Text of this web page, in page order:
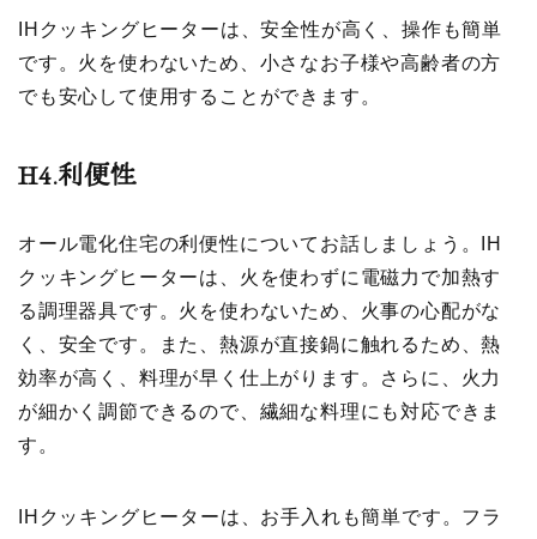
IHクッキングヒーターは、安全性が高く、操作も簡単
です。火を使わないため、小さなお子様や高齢者の方
でも安心して使用することができます。
H4.利便性
オール電化住宅の利便性についてお話しましょう。IH
クッキングヒーターは、火を使わずに電磁力で加熱す
る調理器具です。火を使わないため、火事の心配がな
く、安全です。また、熱源が直接鍋に触れるため、熱
効率が高く、料理が早く仕上がります。さらに、火力
が細かく調節できるので、繊細な料理にも対応できま
す。
IHクッキングヒーターは、お手入れも簡単です。フラ